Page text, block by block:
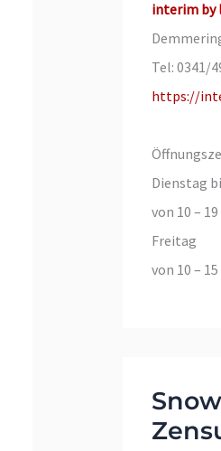
interim by
Tel: 0341/
https://
Dienstag
von 10 –
Freitag
von 10 –